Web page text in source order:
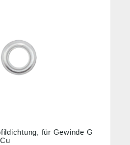
für Gewinde G